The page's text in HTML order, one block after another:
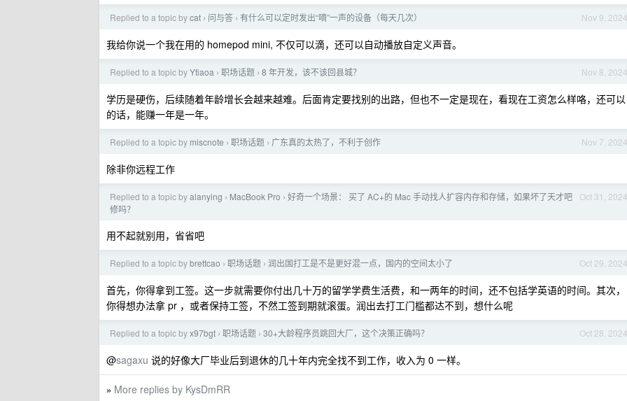
Nov 9, 2024
Replied to a topic bycat › 问与答 › 有什么可以定时发出“嘀”一声的设备（每天几次）
我给你说一个我在用的 homepod mini, 不仅可以滴，还可以自动播放自定义声音。
Nov 8, 2024
Replied to a topic byYtiaoa › 职场话题 › 8 年开发，该不该回县城？
学历是硬伤，后续随着年龄增长会越来越难。后面肯定要找别的出路，但也不一定是现在，看现在工资怎么样咯，还可以
的话，能赚一年是一年。
Nov 7, 2024
Replied to a topic by miscnote › 职场话题 › 广东真的太热了，不利于创作
除非你远程工作
Oct 31, 2024
Replied to a topic byalanying › MacBook Pro › 好奇一个场景： 买了 AC+的 Mac 手动找人扩容内存和存储，如果坏了天才吧
修吗？
用不起就别用，省省吧
Oct 29, 2024
Replied to a topic bybrettcao › 职场话题 › 润出国打工是不是更好混一点，国内的空间太小了
首先，你得拿到工签。这一步就需要你付出几十万的留学学费生活费，和一两年的时间，还不包括学英语的时间。其次，
你得想办法拿 pr ，或者保持工签，不然工签到期就滚蛋。润出去打工门槛都达不到，想什么呢
Oct 28, 2024
Replied to a topic byx97bgt › 职场话题 › 30+大龄程序员跳回大厂，这个决策正确吗？
@sagaxu 说的好像大厂毕业后到退休的几十年内完全找不到工作，收入为 0 一样。
» More replies by KysDmRR